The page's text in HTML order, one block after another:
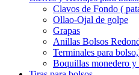
Clavos de Fondo (
Ollao-Ojal de golpe
Grapas
Anillas Bolsos
Terminales para
Boquillas monedero y